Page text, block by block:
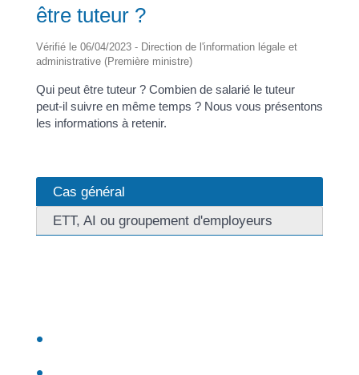
être tuteur ?
Vérifié le 06/04/2023 - Direction de l'information légale et
administrative (Première ministre)
Qui peut être tuteur ? Combien de salarié le tuteur
peut-il suivre en même temps ? Nous vous présentons
les informations à retenir.
Cas général
ETT, AI ou groupement d'employeurs